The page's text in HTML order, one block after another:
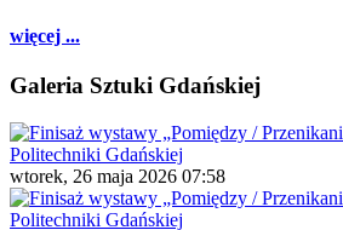
więcej ...
Galeria Sztuki Gdańskiej
wtorek, 26 maja 2026 07:58